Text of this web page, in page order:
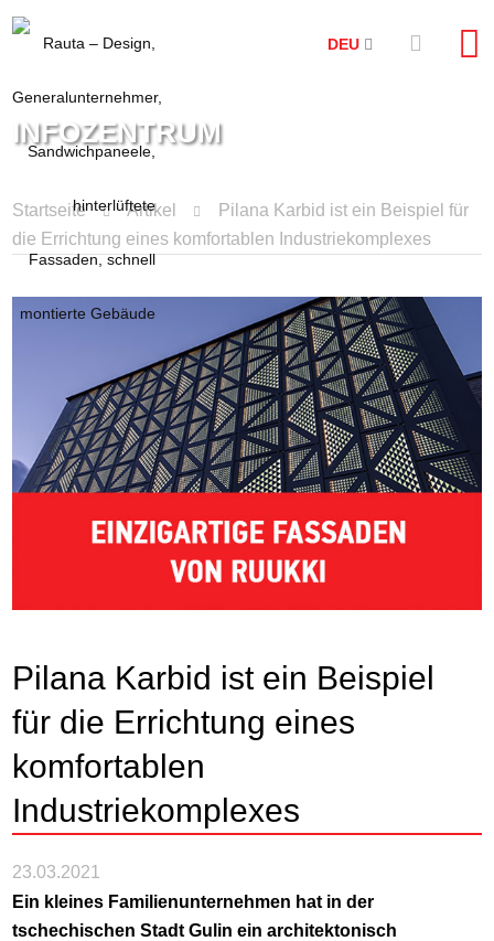
DEU
INFOZENTRUM
Startseite Artikel
Pilana Karbid ist ein Beispiel für
die Errichtung eines komfortablen Industriekomplexes
Pilana Karbid ist ein Beispiel
für die Errichtung eines
komfortablen
Industriekomplexes
23.03.2021
Ein kleines Familienunternehmen hat in der
tschechischen Stadt Gulin ein architektonisch